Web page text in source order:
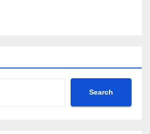
Search